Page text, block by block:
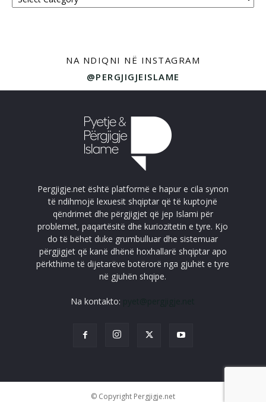
NA NDIQNI NË INSTAGRAM
@PERGJIGJEISLAME
Pergjigje.net është platformë e hapur e cila synon
të ndihmojë lexuesit shqiptar që të kuptojnë
qëndrimet dhe përgjigjet që jep Islami për
problemet, paqartësitë dhe kuriozitetin e tyre. Kjo
do të bëhet duke grumbulluar dhe sistemuar
përgjigjet që kanë dhënë hoxhallarë shqiptar apo
përkthime të dijetarëve botërorë nga gjuhët e tyre
në gjuhën shqipe.
Na kontakto:
© Copyright Pergjigje.net